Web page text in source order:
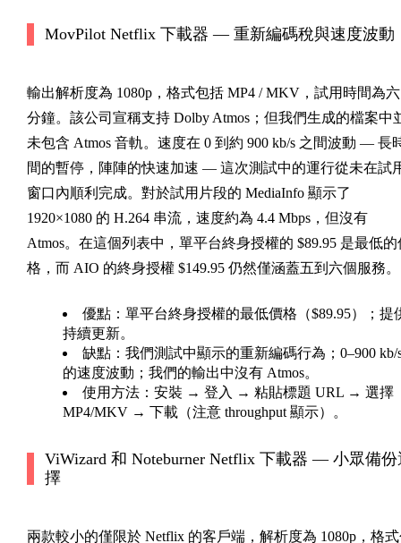
MovPilot Netflix 下載器 — 重新編碼稅與速度波動
輸出解析度為 1080p，格式包括 MP4 / MKV，試用時間為六
分鐘。該公司宣稱支持 Dolby Atmos；但我們生成的檔案中
未包含 Atmos 音軌。速度在 0 到約 900 kb/s 之間波動 — 長
間的暫停，陣陣的快速加速 — 這次測試中的運行從未在試
窗口內順利完成。對於試用片段的 MediaInfo 顯示了
1920×1080 的 H.264 串流，速度約為 4.4 Mbps，但沒有
Atmos。在這個列表中，單平台終身授權的 $89.95 是最低的
格，而 AIO 的終身授權 $149.95 仍然僅涵蓋五到六個服務。
優點： 單平台終身授權的最低價格（$89.95）；提
持續更新。
缺點： 我們測試中顯示的重新編碼行為；0–900 kb/
的速度波動；我們的輸出中沒有 Atmos。
使用方法： 安裝 → 登入 → 粘貼標題 URL → 選擇
MP4/MKV → 下載（注意 throughput 顯示）。
ViWizard 和 Noteburner Netflix 下載器 — 小眾備份
擇
兩款較小的僅限於 Netflix 的客戶端，解析度為 1080p，格